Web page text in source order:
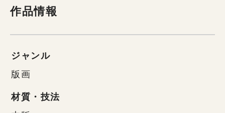
作品情報
ジャンル
版画
材質・技法